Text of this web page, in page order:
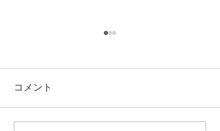
コメント